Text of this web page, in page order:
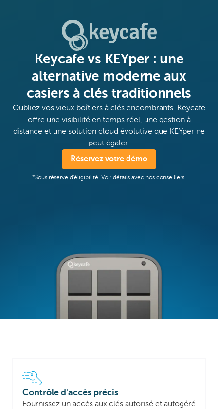
Keycafe vs KEYper : une
alternative moderne aux
casiers à clés traditionnels
Oubliez vos vieux boîtiers à clés encombrants. Keycafe
offre une visibilité en temps réel, une gestion à
distance et une solution cloud évolutive que KEYper ne
peut égaler.
Réservez votre démo
*Sous réserve d'éligibilité. Voir détails avec nos conseillers.
Contrôle d'accès précis
Fournissez un accès aux clés autorisé et autogéré